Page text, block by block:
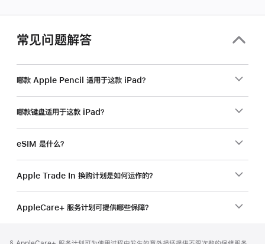
的
选
购
常见问题解答
哪款 Apple Pencil 适用于这款 iPad？
哪款键盘适用于这款 iPad？
eSIM 是什么？
Apple Trade In 换购计划是如何运作的？
AppleCare+ 服务计划可提供哪些保障？